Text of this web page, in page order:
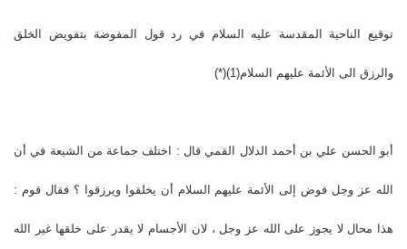
توقيع الناحية المقدسة عليه السلام في رد قول المفوضة بتفويض الخلق
والرزق الى الأئمة عليهم السلام(1)(*)
أبو الحسن علي بن أحمد الدلال القمي قال : اختلف جماعة من الشيعة في أن
الله عز وجل فوض إلى الأئمة عليهم السلام أن يخلقوا ويرزقوا ؟ فقال قوم :
هذا محال لا يجوز على الله عز وجل ، لان الأجسام لا يقدر على خلقها غير الله